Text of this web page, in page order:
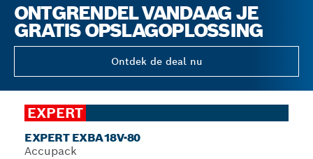
ONTGRENDEL VANDAAG JE
GRATIS OPSLAGOPLOSSING
Ontdek de deal nu
EXPERT
EXPERT EXBA18V-80
Accupack